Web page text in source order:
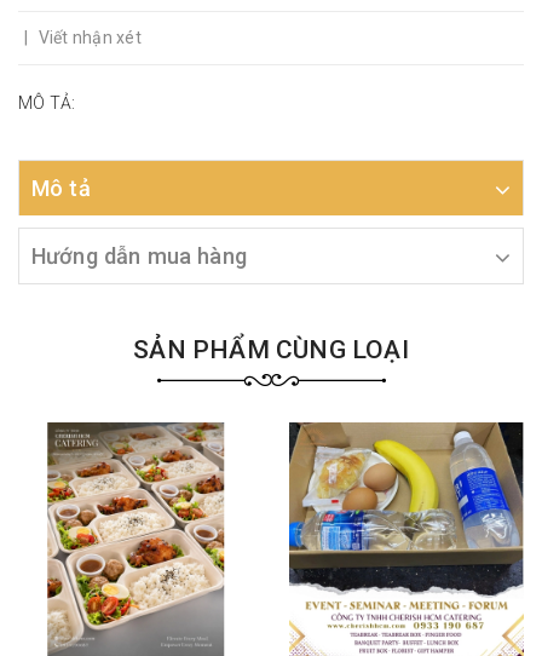
Viết nhận xét
MÔ TẢ:
Mô tả
Hướng dẫn mua hàng
SẢN PHẨM CÙNG LOẠI